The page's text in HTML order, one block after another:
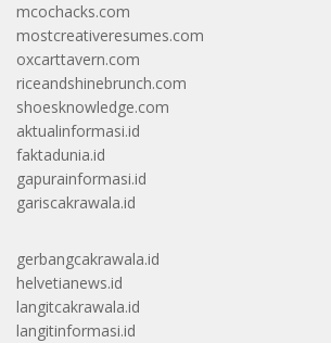
mcochacks.com
mostcreativeresumes.com
oxcarttavern.com
riceandshinebrunch.com
shoesknowledge.com
aktualinformasi.id
faktadunia.id
gapurainformasi.id
gariscakrawala.id
gerbangcakrawala.id
helvetianews.id
langitcakrawala.id
langitinformasi.id